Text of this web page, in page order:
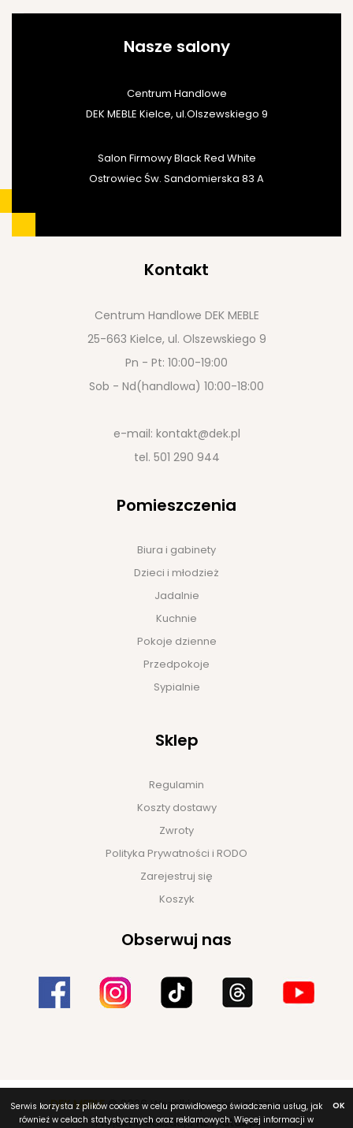
Serwis korzysta z plików cookies w celu prawidłowego świadczenia usług, jak
również w celach statystycznych oraz reklamowych. Więcej informacji w
OK
Nasze salony
Centrum Handlowe
DEK MEBLE Kielce, ul.Olszewskiego 9
Salon Firmowy Black Red White
Ostrowiec Św. Sandomierska 83 A
Kontakt
Centrum Handlowe DEK MEBLE
25-663 Kielce, ul. Olszewskiego 9
Pn - Pt: 10:00-19:00
Sob - Nd(handlowa) 10:00-18:00
e-mail: kontakt@dek.pl
tel. 501 290 944
Pomieszczenia
Biura i gabinety
Dzieci i młodzież
Jadalnie
Kuchnie
Pokoje dzienne
Przedpokoje
Sypialnie
Sklep
Regulamin
Koszty dostawy
Zwroty
Polityka Prywatności i RODO
Zarejestruj się
Koszyk
Obserwuj nas
DEK MEBLE© 2026 Wszelkie prawa zastrzeżone
Projekt i realizacjaNET-atak.pl